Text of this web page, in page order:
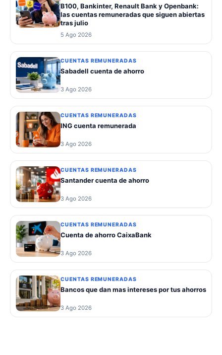
B100, Bankinter, Renault Bank y Openbank:
las cuentas remuneradas que siguen abiertas
tras julio
5 Ago 2026
CUENTAS REMUNERADAS
Sabadell cuenta de ahorro
3 Ago 2026
CUENTAS REMUNERADAS
ING cuenta remunerada
3 Ago 2026
CUENTAS REMUNERADAS
Santander cuenta de ahorro
3 Ago 2026
CUENTAS REMUNERADAS
Cuenta de ahorro CaixaBank
3 Ago 2026
CUENTAS REMUNERADAS
Bancos que dan mas intereses por tus ahorros
3 Ago 2026